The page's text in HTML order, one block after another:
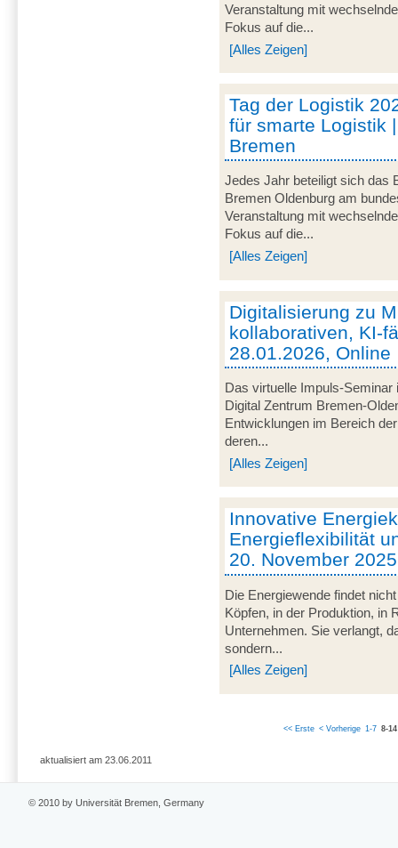
Veranstaltung mit
Fokus auf die...
[Alles Zeigen]
Tag der Logistik
für smarte Logistik
Bremen
Jedes Jahr beteiligt sich das
Bremen Oldenburg am
Veranstaltung mit
Fokus auf die...
[Alles Zeigen]
Digitalisierung zu
kollaborativen, KI-
28.01.2026, Online
Das virtuelle Impuls-
Digital Zentrum Bremen-
Entwicklungen im Bereich
deren...
[Alles Zeigen]
Innovative
Energieflexibilität
20. November
Die Energiewende findet
Köpfen, in der Produktion, in
Unternehmen. Sie verlangt,
sondern...
[Alles Zeigen]
<< Erste < Vorherige 1-7 8-14
aktualisiert am 23.06.2011
© 2010 by Universität Bremen, Germany